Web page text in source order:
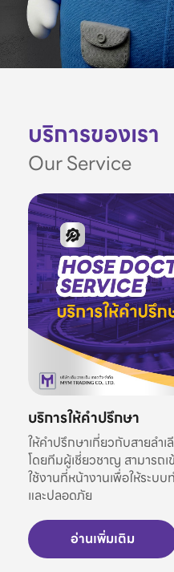
บริการของเรา
Our Service
บริการให้คำปรึกษา
ให้คำปรึกษาเกี่ยวกับสายลำ
โดยทีมผู้เชี่ยวชาญ สามารถเ
ใช้งานที่หน้างานเพื่อให้ระบ
และปลอดภัย
อ่านเพิ่มเติม